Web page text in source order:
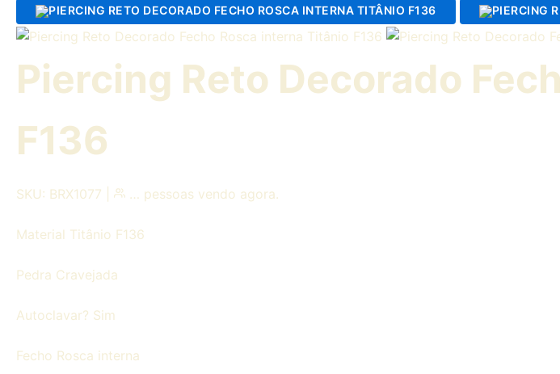
Piercing Reto Decorado
F136
SKU: BRX1077 … pessoas vendo agora.
Material Titânio F136
Pedra Cravejada
Autoclavar? Sim
Fecho Rosca interna